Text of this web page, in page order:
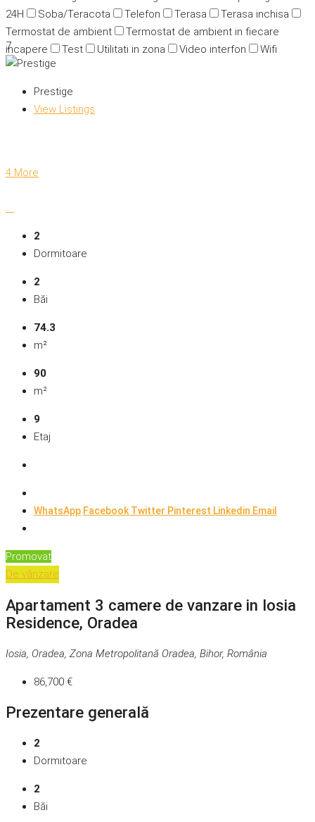
24H
Soba/Teracota Telefon Terasa
Terasa inchisa
Termostat de ambient
Termostat de ambient in fiecare
incapere
Test Utilitati in zona Video interfon Wifi
7
Prestige
View Listings
4 More
2
Dormitoare
2
Băi
74.3
m²
90
m²
9
Etaj
WhatsApp FacebookTwitter Pinterest Linkedin Email
Promovat
De vânzare
Apartament 3 camere de vanzare in Iosia
Residence, Oradea
Iosia, Oradea, Zona Metropolitană Oradea, Bihor, România
86,700 €
Prezentare generală
2
Dormitoare
2
Băi